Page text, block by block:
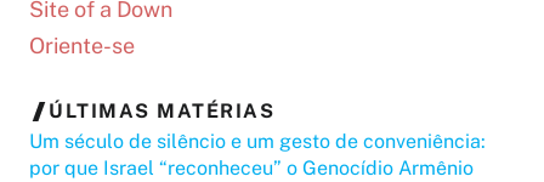
Site of a Down
Oriente-se
ÚLTIMAS MATÉRIAS
Um século de silêncio e um gesto de conveniência:
por que Israel “reconheceu” o Genocídio Armênio